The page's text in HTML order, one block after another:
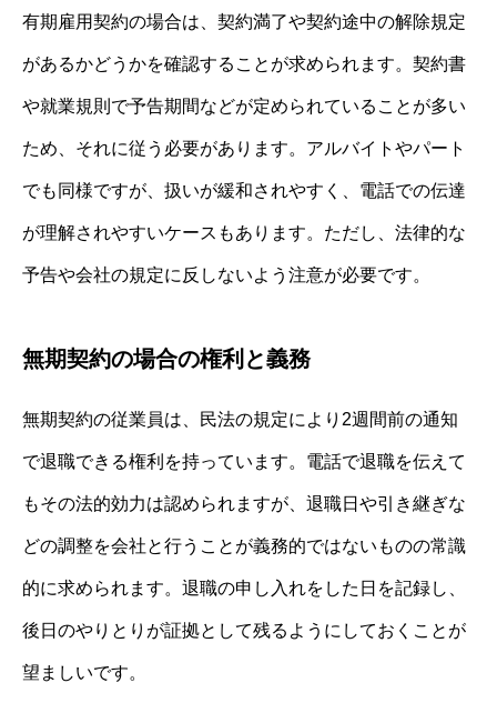
有期雇用契約の場合は、契約満了や契約途中の解除規定
があるかどうかを確認することが求められます。契約書
や就業規則で予告期間などが定められていることが多い
ため、それに従う必要があります。アルバイトやパート
でも同様ですが、扱いが緩和されやすく、電話での伝達
が理解されやすいケースもあります。ただし、法律的な
予告や会社の規定に反しないよう注意が必要です。
無期契約の場合の権利と義務
無期契約の従業員は、民法の規定により2週間前の通知
で退職できる権利を持っています。電話で退職を伝えて
もその法的効力は認められますが、退職日や引き継ぎな
どの調整を会社と行うことが義務的ではないものの常識
的に求められます。退職の申し入れをした日を記録し、
後日のやりとりが証拠として残るようにしておくことが
望ましいです。